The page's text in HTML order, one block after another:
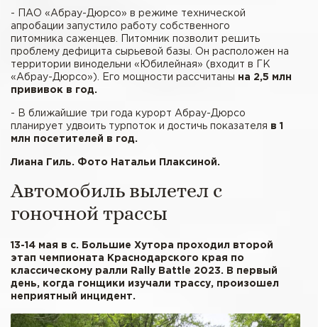
- ПАО «Абрау-Дюрсо» в режиме технической
апробации запустило работу собственного
питомника саженцев. Питомник позволит решить
проблему дефицита сырьевой базы. Он расположен на
территории винодельни «Юбилейная» (входит в ГК
«Абрау-Дюрсо»). Его мощности рассчитаны
на 2,5 млн
прививок в год.
- В ближайшие три года курорт Абрау-Дюрсо
планирует удвоить турпоток и достичь показателя
в 1
млн посетителей в год.
Лиана Гиль. Фото Натальи Плаксиной.
Автомобиль вылетел с
гоночной трассы
13-14 мая в с. Большие Хутора проходил второй
этап чемпионата Краснодарского края по
классическому ралли Rally Battle 2023. В первый
день, когда гонщики изучали трассу, произошел
неприятный инцидент.